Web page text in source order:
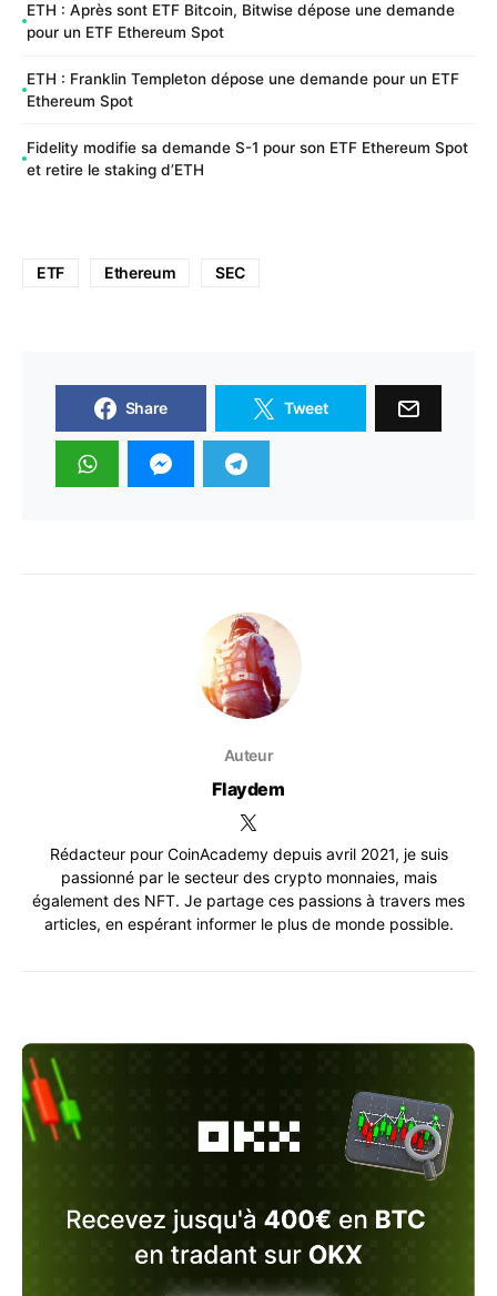
ETH : Après sont ETF Bitcoin, Bitwise dépose une demande
pour un ETF Ethereum Spot
ETH : Franklin Templeton dépose une demande pour un ETF
Ethereum Spot
Fidelity modifie sa demande S-1 pour son ETF Ethereum Spot
et retire le staking d’ETH
ETF Ethereum SEC
Share Tweet
Auteur
Flaydem
Rédacteur pour CoinAcademy depuis avril 2021, je suis
passionné par le secteur des crypto monnaies, mais
également des NFT. Je partage ces passions à travers mes
articles, en espérant informer le plus de monde possible.